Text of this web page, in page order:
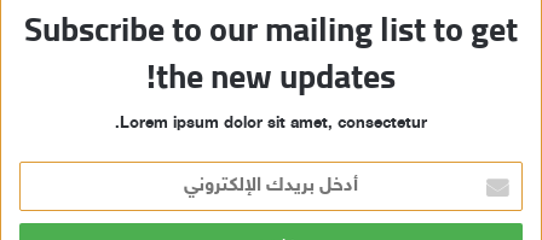
Subscribe to our mailing list to get
the new updates!
Lorem ipsum dolor sit amet, consectetur.
أ
خ
ل